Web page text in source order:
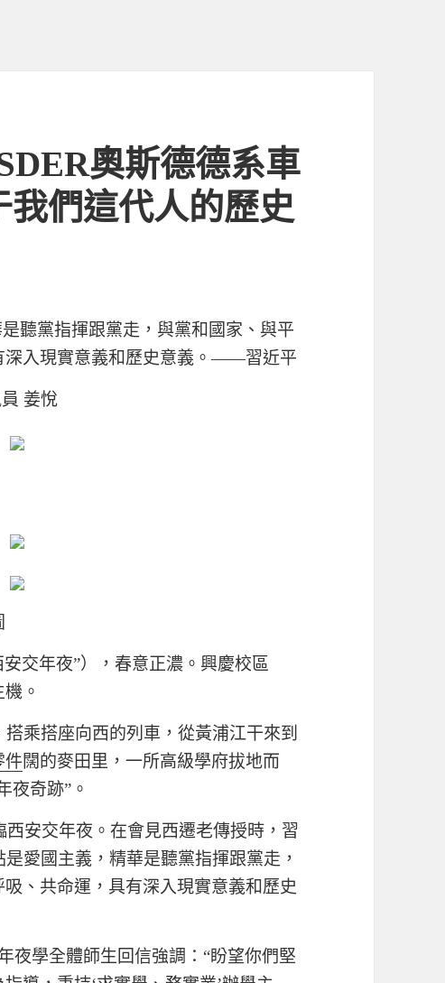
奧斯德德系車
們這代人的歷史
聽黨指揮跟黨走，與黨和國家、與平
深入現實意義和歷史意義。——習近平
姜悅
交年夜”），春意正濃。興慶校區
。
乘搭座向西的列車，從黃浦江干來到
件闊的麥田里，一所高級學府拔地而
夜奇跡”。
安交年夜。在會見西遷老傳授時，習
愛國主義，精華是聽黨指揮跟黨走，
、共命運，具有深入現實意義和歷史
夜學全體師生回信強調：“盼望你們堅